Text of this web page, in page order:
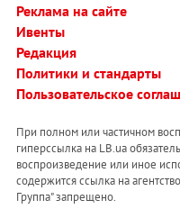
Реклама на сайте
Ивенты
Редакция
Политики и стандарты
Пользовательское
При полном или частичном
гиперссылка на LB.ua
воспроизведение или иное
содержится ссылка на
Группа" запрещено.